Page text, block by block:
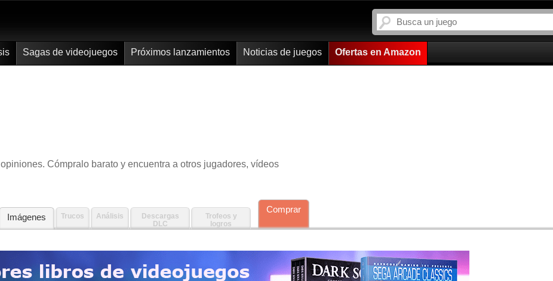
Sagas de videojuegos Próximos lanzamientos Noticias de juegos Ofertas en Amazon
Cómpralo barato y encuentra a otros jugadores, vídeos
Imágenes Trucos Análisis
Descargas
DLC
Trofeos y
logros
Comprar